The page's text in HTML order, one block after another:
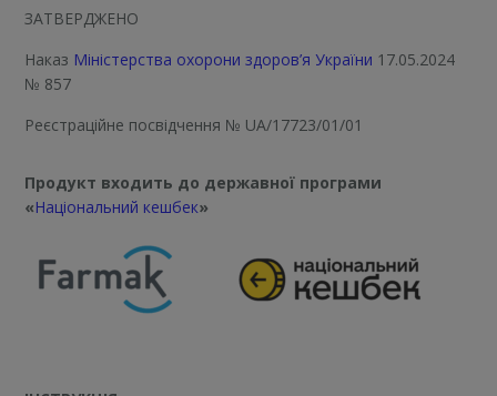
ЗАТВЕРДЖЕНО
Наказ Міністерства охорони здоров’я України 17.05.2024
№ 857
Реєстраційне посвідчення № UA/17723/01/01
Продукт входить до державної програми
«Національний кешбек»